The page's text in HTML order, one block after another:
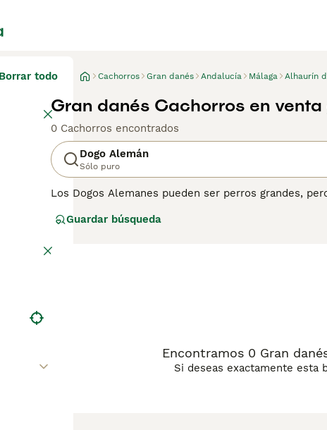
Borrar todo Cachorros Gran danés Andalucía Málaga Alhaurín
Gran danés Cachorros en venta
0 Cachorros encontrados
Dogo Alemán
Sólo puro
Los Dogos Alemanes pueden ser perros grandes,
juguetona y parecen tener afinidad con los niños de
Guardar búsqueda
Encontramos 0 Gran
Si deseas exactamente esta